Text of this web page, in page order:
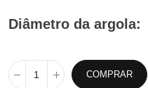
Diâmetro da argola
COMPRAR